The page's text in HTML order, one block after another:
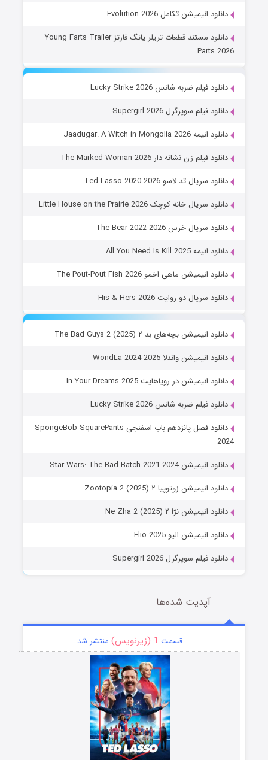
دانلود انیمیشن تکامل Evolution 2026
دانلود مستند قطعات تریلر یانگ فارتز Young Farts Trailer
Parts 2026
دانلود فیلم ضربه شانس Lucky Strike 2026
دانلود فیلم سوپرگرل Supergirl 2026
دانلود انیمه Jaadugar: A Witch in Mongolia 2026
دانلود فیلم زن نشانه دار The Marked Woman 2026
دانلود سریال تد لاسو Ted Lasso 2020-2026
دانلود سریال خانه کوچک Little House on the Prairie 2026
دانلود سریال خرس The Bear 2022-2026
دانلود انیمه All You Need Is Kill 2025
دانلود انیمیشن ماهی اخمو The Pout-Pout Fish 2026
دانلود سریال دو روایت His & Hers 2026
دانلود انیمیشن بچه‌های بد ۲ The Bad Guys 2 (2025)
دانلود انیمیشن واندلا WondLa 2024-2025
دانلود انیمیشن در رویاهایت In Your Dreams 2025
دانلود فیلم ضربه شانس Lucky Strike 2026
دانلود فصل پانزدهم باب اسفنجی SpongeBob SquarePants
2024
دانلود انیمیشن Star Wars: The Bad Batch 2021-2024
دانلود انیمیشن زوتوپیا ۲ Zootopia 2 (2025)
دانلود انیمیشن نژا ۲ Ne Zha 2 (2025)
دانلود انیمیشن الیو Elio 2025
دانلود فیلم سوپرگرل Supergirl 2026
آپدیت شده‌ها
قسمت 1 (زیرنویس) منتشر شد